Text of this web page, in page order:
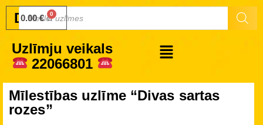
Druku.lv
0.00€
Uzlīmju veikals
22066801
Mīlestības uzlīme “Divas sartas
rozes”